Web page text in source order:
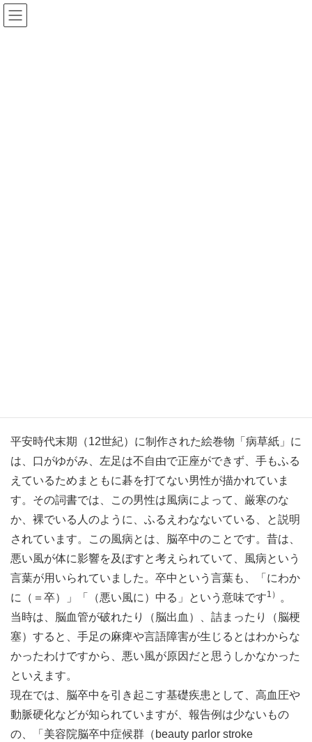
平安時代末期（12世紀）に制作された絵巻物「病草紙」に
は、口がゆがみ、左足は不自由で正座ができず、手もふる
えているためまともに碁を打てない男性が描かれていま
す。その詞書では、この男性は風病によって、厳寒のな
か、裸でいる人のように、ふるえわなないている、と説明
されています。この風病とは、脳卒中のことです。昔は、
悪い風が体に影響を及ぼすと考えられていて、風病という
言葉が用いられていました。卒中という言葉も、「にわか
に（＝卒）」「（悪い風に）中る」という意味です1）
。
当時は、脳血管が破れたり（脳出血）、詰まったり（脳梗
塞）すると、手足の麻痺や言語障害が生じるとはわからな
かったわけですから、悪い風が原因だと思うしかなかった
といえます。
現在では、脳卒中を引き起こす基礎疾患として、高血圧や
動脈硬化などが知られていますが、報告例は少ないもの
の、「美容院脳卒中症候群（beauty parlor stroke